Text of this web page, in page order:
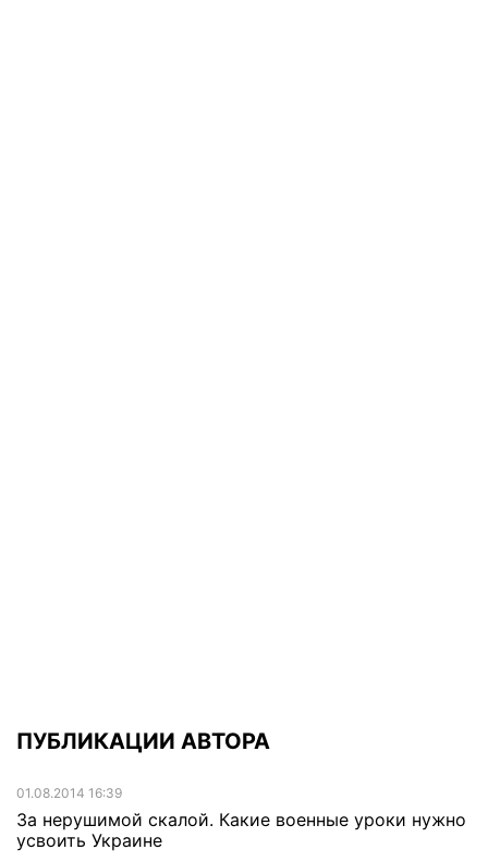
ПУБЛИКАЦИИ АВТОРА
01.08.2014 16:39
За нерушимой скалой. Какие военные уроки нужно
усвоить Украине